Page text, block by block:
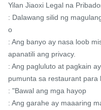
Yilan Jiaoxi Legal na
: Dalawang silid ng
o
: Ang banyo ay nasa loob
apanatili ang privacy.
: Ang pagluluto at pagkain
pumunta sa restaurant para
: "Bawal ang mga hayop
: Ang garahe ay maaaring